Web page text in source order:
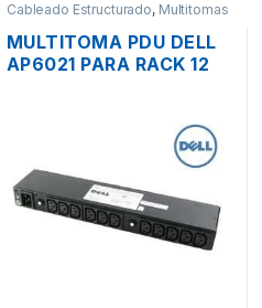
Cableado Estructurado, Multitomas
MULTITOMA PDU DELL
AP6021 PARA RACK 12